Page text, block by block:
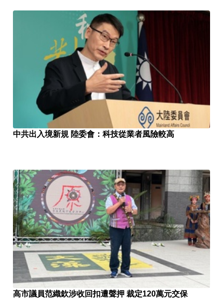
中共出入境新規 陸委會：科技從業者風險較高
高市議員范織欽涉收回扣遭聲押 裁定120萬元交保